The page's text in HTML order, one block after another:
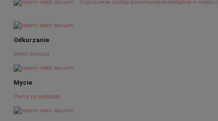
Czyszczenie zostaje kontynuowane dokładnie w
Odkurzanie
Sierść zwierząt
Mycie
Plamy na podłodze